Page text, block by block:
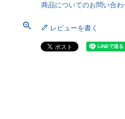
商品についてのお問い合わ
レビューを書く